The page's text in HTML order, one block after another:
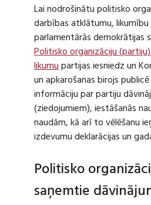
Lai nodrošinātu politisko
darbības atklātumu,
parlamentārās demokrātijas
Politisko organizāciju
likumupartijas iesniedz un
un apkarošanas birojs
informāciju par partiju
(ziedojumiem), iestāšanās
naudām, kā arī to vēlēšanu
izdevumu deklarācijas un
Politisko
saņemtie